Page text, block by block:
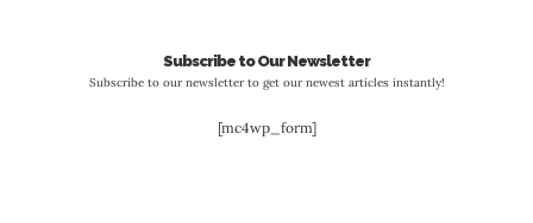
Subscribe to Our Newsletter
Subscribe to our newsletter to get our newest articles instantly!
[mc4wp_form]